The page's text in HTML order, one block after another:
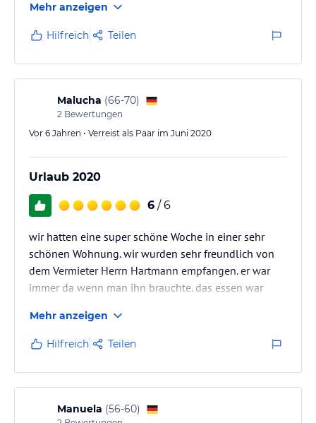
Mehr anzeigen
Hilfreich Teilen
Malucha (66-70)
2 Bewertungen
Vor 6 Jahren • Verreist als Paar im Juni 2020
Urlaub 2020
6 / 6
wir hatten eine super schöne Woche in einer sehr
schönen Wohnung. wir wurden sehr freundlich von
dem Vermieter Herrn Hartmann empfangen. er war
immer da wenn man ihn brauchte. das essen war
rundum alles perfekt.
Mehr anzeigen
Hilfreich Teilen
Manuela (56-60)